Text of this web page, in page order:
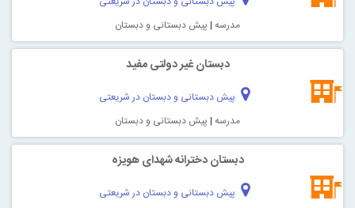
مدرسه | پیش دبستانی و دبستان
دبستان غیر دولتی مفید
پیش دبستانی و دبستان در شریعتی
مدرسه | پیش دبستانی و دبستان
دبستان دخترانه شهدای هویزه
پیش دبستانی و دبستان در شریعتی